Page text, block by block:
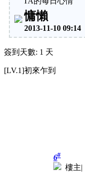
慵懶
2013-11-10 09:14
簽到天數: 1 天
[LV.1]初來乍到
6#
樓主|